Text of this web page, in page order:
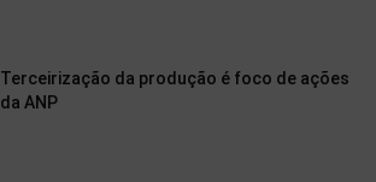
Terceirização da produção é foco de ações
da ANP